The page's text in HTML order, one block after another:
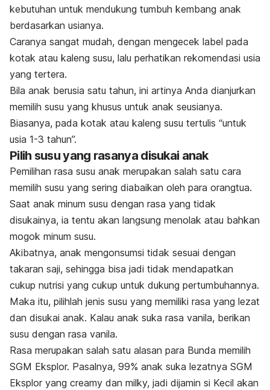
kebutuhan untuk mendukung tumbuh kembang anak
berdasarkan usianya.
Caranya sangat mudah, dengan mengecek label pada
kotak atau kaleng susu, lalu perhatikan rekomendasi usia
yang tertera.
Bila anak berusia satu tahun, ini artinya Anda dianjurkan
memilih susu yang khusus untuk anak seusianya.
Biasanya, pada kotak atau kaleng susu tertulis “untuk
usia 1-3 tahun”.
Pilih susu yang rasanya disukai anak
Pemilihan rasa susu anak merupakan salah satu cara
memilih susu yang sering diabaikan oleh para orangtua.
Saat anak minum susu dengan rasa yang tidak
disukainya, ia tentu akan langsung menolak atau bahkan
mogok minum susu.
Akibatnya, anak mengonsumsi tidak sesuai dengan
takaran saji, sehingga bisa jadi tidak mendapatkan
cukup nutrisi yang cukup untuk dukung pertumbuhannya.
Maka itu, pilihlah jenis susu yang memiliki rasa yang lezat
dan disukai anak. Kalau anak suka rasa vanila, berikan
susu dengan rasa vanila.
Rasa merupakan salah satu alasan para Bunda memilih
SGM Eksplor. Pasalnya, 99% anak suka lezatnya SGM
Eksplor yang creamy dan milky, jadi dijamin si Kecil akan